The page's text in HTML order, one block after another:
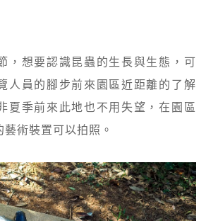
，想要認識昆蟲的生長與生態，可
人員的腳步前來園區近距離的了解
夏季前來此地也不用失望，在園區
術裝置可以拍照。